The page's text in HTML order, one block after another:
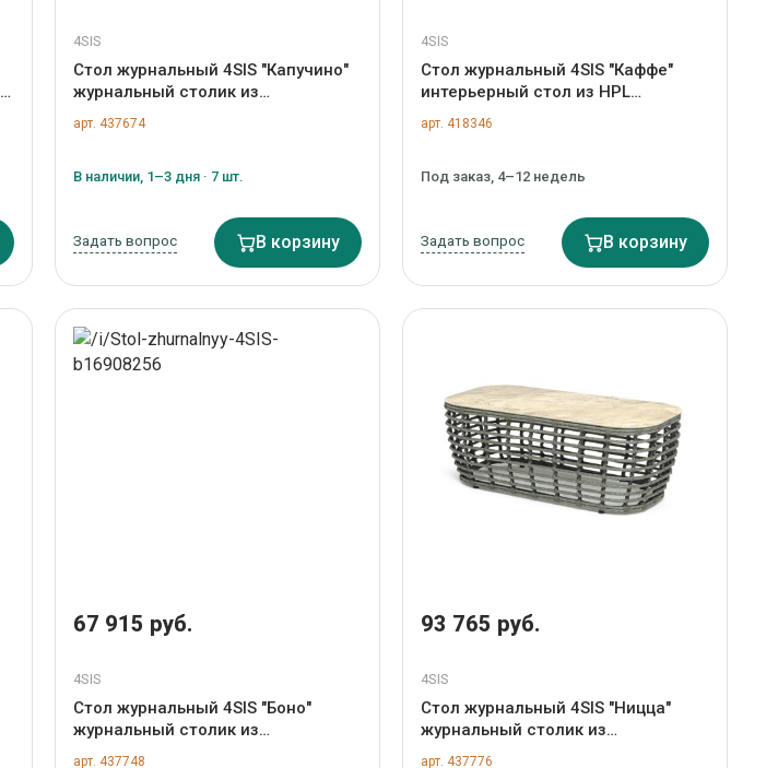
4SIS
Стол журнальный 4SIS "Капучино"
журнальный столик из
искусственного ротанга (гиацинт),
цвет коричневый арт. YH-S4133W-
арт. 437674
В наличии, 1–3 дня · 7 шт.
Задать вопрос В корзину
4SIS
Стол журнальный 4SIS "Каффе"
интерьерный стол из HPL
квадратный 70х70см, цвет "серый
гранит" арт. GRAY-70-70-M500
арт. 418346
Под заказ, 4–12 недель
Задать вопрос В корзину
67 915 руб.
4SIS
Стол журнальный 4SIS "Боно"
журнальный столик из
искусственного ротанга, цвет
арт. 437748
93 765 руб.
4SIS
Стол журнальный 4SIS "Ницца"
журнальный столик из
искусственного ротанга, цвет
арт. 437776